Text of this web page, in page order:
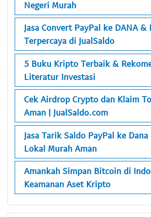
Negeri Murah
Jasa Convert PayPal ke DANA &
Terpercaya di JualSaldo
5 Buku Kripto Terbaik &
Literatur Investasi
Cek Airdrop Crypto dan Klaim
Aman | JualSaldo.com
Jasa Tarik Saldo PayPal ke
Lokal Murah Aman
Amankah Simpan Bitcoin di
Keamanan Aset Kripto